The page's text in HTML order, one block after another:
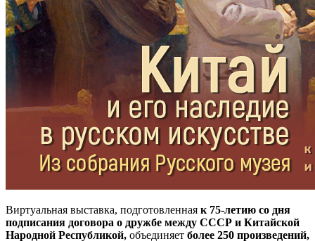
Виртуальная выставка, подготовленная к 75-летию со дня
подписания договора о дружбе между СССР и Китайской
Народной Республикой, объединяет более 250 произведений,